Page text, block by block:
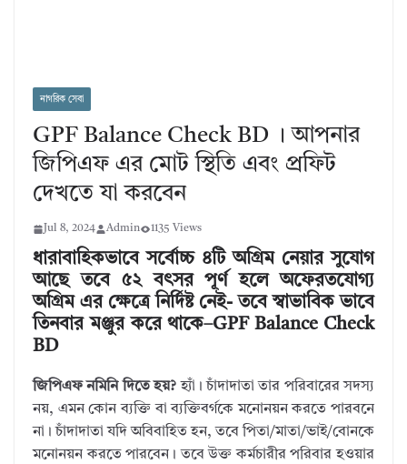
নাগরিক সেবা
GPF Balance Check BD । আপনার
জিপিএফ এর মোট স্থিতি এবং প্রফিট
দেখতে যা করবেন
Jul 8, 2024 Admin 1135 Views
ধারাবাহিকভাবে সর্বোচ্চ ৪টি অগ্রিম নেয়ার সুযোগ
আছে তবে ৫২ বৎসর পূর্ণ হলে অফেরতযোগ্য
অগ্রিম এর ক্ষেত্রে নির্দিষ্ট নেই- তবে স্বাভাবিক ভাবে
তিনবার মঞ্জুর করে থাকে–GPF Balance Check
BD
জিপিএফ নমিনি দিতে হয়? হ্যাঁ। চাঁদাদাতা তার পরিবারের সদস্য
নয়, এমন কোন ব্যক্তি বা ব্যক্তিবর্গকে মনোনয়ন করতে পারবনে
না। চাঁদাদাতা যদি অবিবাহিত হন, তবে পিতা/মাতা/ভাই/বোনকে
মনোনয়ন করতে পারবেন। তবে উক্ত কর্মচারীর পরিবার হওয়ার